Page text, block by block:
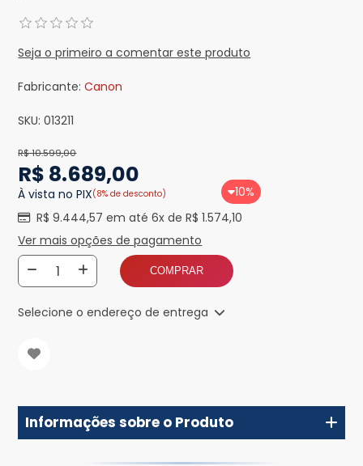
Seja o primeiro a comentar este produto
Fabricante: Canon
SKU: 013211
R$ 10.599,00
R$ 8.689,00
À vista no PIX(8% de desconto)
R$ 9.444,57 em até 6x de R$ 1.574,10
Ver mais opções de pagamento
10%
COMPRAR
Selecione o endereço de entrega
Informações sobre o Produto